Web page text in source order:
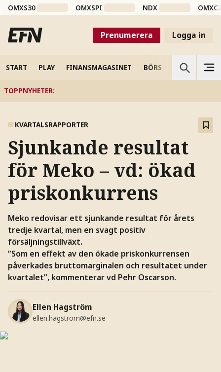
OMXS30 OMXSPI NDX
Prenumerera Logga in
START PLAY FINANSMAGASINET BÖRS VETENSKAP
TOPPNYHETER:
KVARTALSRAPPORTER
Sjunkande resultat
för Meko – vd: ökad
priskonkurrens
Meko redovisar ett sjunkande resultat för årets
tredje kvartal, men en svagt positiv
försäljningstillväxt.
”Som en effekt av den ökade priskonkurrensen
påverkades bruttomarginalen och resultatet under
kvartalet”, kommenterar vd Pehr Oscarson.
Ellen Hagström
ellen.hagstrom@efn.se